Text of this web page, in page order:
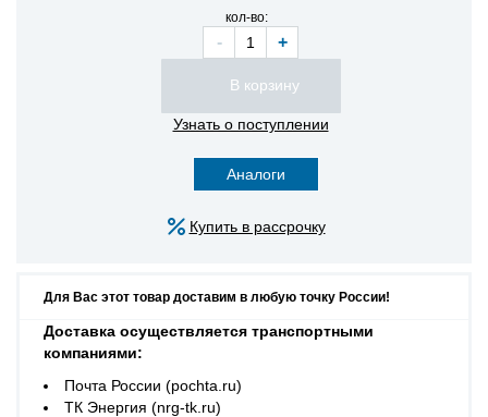
кол-во:
- +
Узнать о поступлении
Аналоги
Купить в рассрочку
Для Вас этот товар доставим в любую точку России!
Доставка осуществляется транспортными
компаниями:
Почта России (pochta.ru)
ТК Энергия (nrg-tk.ru)